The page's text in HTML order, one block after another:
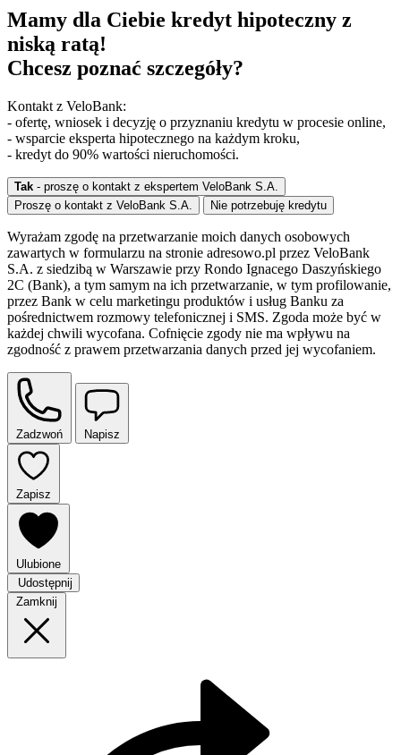
Mamy dla Ciebie kredyt hipoteczny z
niską ratą!
Chcesz poznać szczegóły?
Kontakt z VeloBank:
- ofertę, wniosek i decyzję o przyznaniu kredytu w procesie online,
- wsparcie eksperta hipotecznego na każdym kroku,
- kredyt do 90% wartości nieruchomości.
Tak - proszę o kontakt z ekspertem VeloBank S.A.
Proszę o kontakt z VeloBank S.A.
Nie potrzebuję kredytu
Wyrażam zgodę na przetwarzanie moich danych osobowych
zawartych w formularzu na stronie adresowo.pl przez VeloBank
S.A. z siedzibą w Warszawie przy Rondo Ignacego Daszyńskiego
2C (Bank), a tym samym na ich przetwarzanie, w tym profilowanie,
przez Bank w celu marketingu produktów i usług Banku za
pośrednictwem rozmowy telefonicznej i SMS. Zgoda może być w
każdej chwili wycofana. Cofnięcie zgody nie ma wpływu na
zgodność z prawem przetwarzania danych przed jej wycofaniem.
Zadzwoń Napisz
Zapisz
Ulubione
Udostępnij
Zamknij